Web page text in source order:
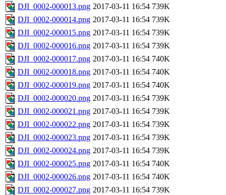
DJI_0002-000013.png 2017-03-11 16:54 739K
DJI_0002-000014.png 2017-03-11 16:54 739K
DJI_0002-000015.png 2017-03-11 16:54 739K
DJI_0002-000016.png 2017-03-11 16:54 739K
DJI_0002-000017.png 2017-03-11 16:54 740K
DJI_0002-000018.png 2017-03-11 16:54 740K
DJI_0002-000019.png 2017-03-11 16:54 740K
DJI_0002-000020.png 2017-03-11 16:54 739K
DJI_0002-000021.png 2017-03-11 16:54 739K
DJI_0002-000022.png 2017-03-11 16:54 739K
DJI_0002-000023.png 2017-03-11 16:54 739K
DJI_0002-000024.png 2017-03-11 16:54 739K
DJI_0002-000025.png 2017-03-11 16:54 740K
DJI_0002-000026.png 2017-03-11 16:54 740K
DJI_0002-000027.png 2017-03-11 16:54 739K